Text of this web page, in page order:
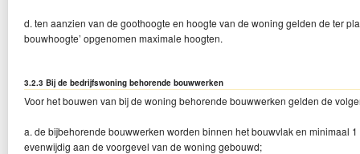
d. ten aanzien van de goothoogte en hoogte van de woning gelden de ter
bouwhoogte’ opgenomen maximale hoogten.
3.2.3 Bij de bedrijfswoning behorende bouwwerken
Voor het bouwen van bij de woning behorende bouwwerken gelden de
a. de bijbehorende bouwwerken worden binnen het bouwvlak en minimaal
evenwijdig aan de voorgevel van de woning gebouwd;